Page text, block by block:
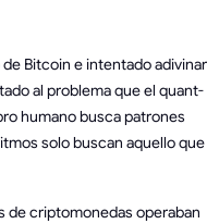
Bitcoin e intentado adivinar
al problema que el quant-
humano busca patrones
solo buscan aquello que
de criptomonedas operaban